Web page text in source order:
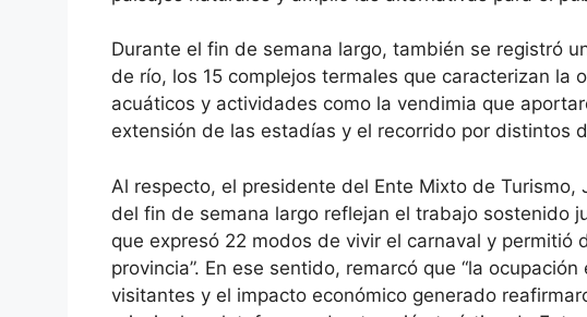
Durante el fin de semana largo, también se registró
de río, los 15 complejos termales que caracterizan la
acuáticos y actividades como la vendimia que
extensión de las estadías y el recorrido por distintos
Al respecto, el presidente del Ente Mixto de Turismo,
del fin de semana largo reflejan el trabajo sostenido
que expresó 22 modos de vivir el carnaval y
provincia”. En ese sentido, remarcó que “la
visitantes y el impacto económico generado